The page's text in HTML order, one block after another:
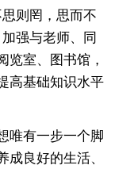
则罔，思而不
强与老师、同
览室、图书馆，
高基础知识水平
唯有一步一个脚
良好的生活、